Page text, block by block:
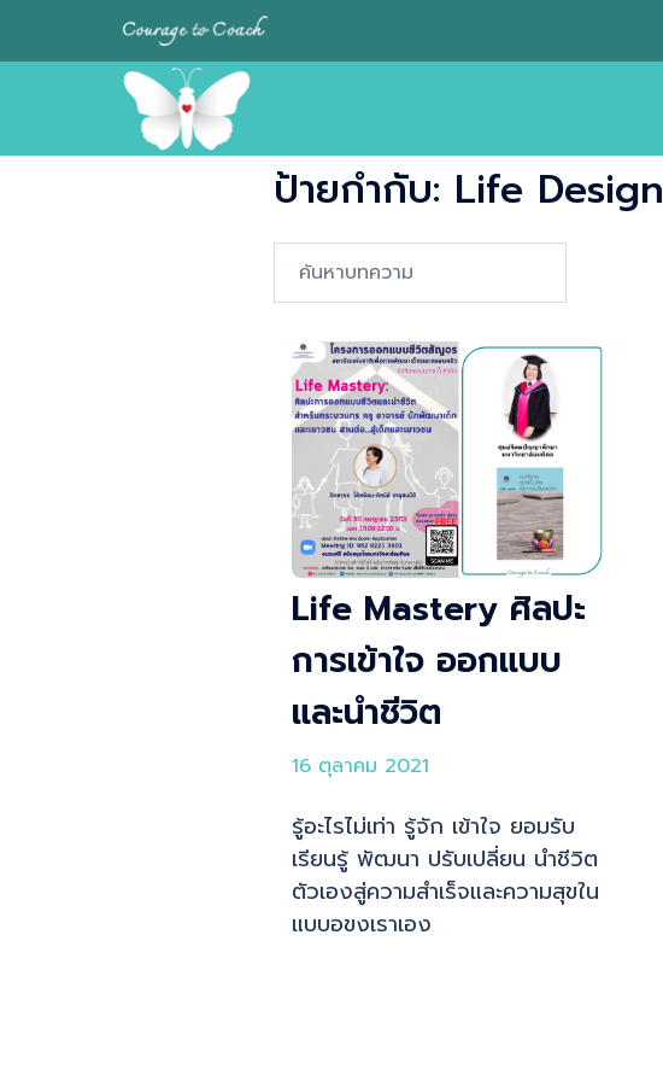
ป้ายกำกับ: Life Design
Search…
Life Mastery ศิลปะ
การเข้าใจ ออกแบบ
และนำชีวิต
16 ตุลาคม 2021
รู้อะไรไม่เท่า รู้จัก เข้าใจ ยอมรับ
เรียนรู้ พัฒนา ปรับเปลี่ยน นำชีวิต
ตัวเองสู่ความสำเร็จและความสุขใน
แบบอขงเราเอง